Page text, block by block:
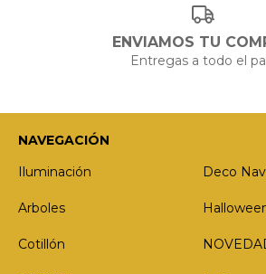
ENVIAMOS TU
Entregas a todo el
NAVEGACIÓN
Iluminación
Deco
Arboles
Cotillón